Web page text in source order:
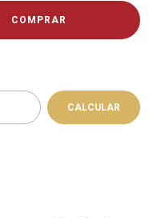
CALCULAR